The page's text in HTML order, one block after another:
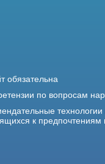
обязательна
по вопросам
к